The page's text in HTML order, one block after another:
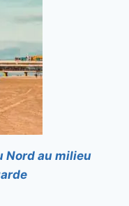
Nord au milieu